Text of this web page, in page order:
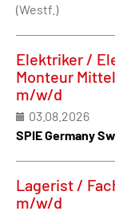
(Westf.)
Elektriker /
Monteur
m/w/d
03.08.2026
SPIE Germany
Lagerist /
m/w/d